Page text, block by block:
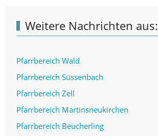
Weitere Nachrichten aus:
Pfarrbereich Wald
Pfarrbereich Süssenbach
Pfarrbereich Zell
Pfarrbereich Martinsneukirchen
Pfarrbereich Beucherling